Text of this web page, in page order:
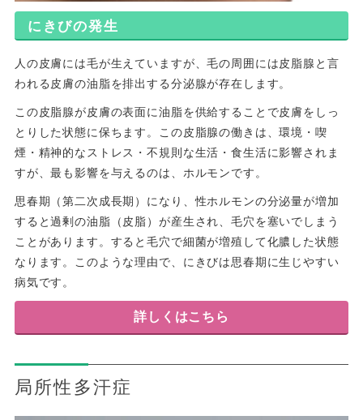
にきびの発生
人の皮膚には毛が生えていますが、毛の周囲には皮脂腺と言
われる皮膚の油脂を排出する分泌腺が存在します。
この皮脂腺が皮膚の表面に油脂を供給することで皮膚をしっ
とりした状態に保ちます。この皮脂腺の働きは、環境・喫
煙・精神的なストレス・不規則な生活・食生活に影響されま
すが、最も影響を与えるのは、ホルモンです。
思春期（第二次成長期）になり、性ホルモンの分泌量が増加
すると過剰の油脂（皮脂）が産生され、毛穴を塞いでしまう
ことがあります。すると毛穴で細菌が増殖して化膿した状態
なります。このような理由で、にきびは思春期に生じやすい
病気です。
詳しくはこちら
局所性多汗症